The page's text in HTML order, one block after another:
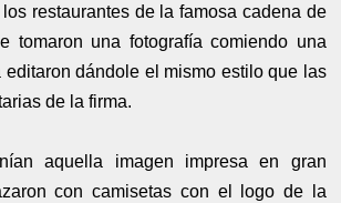
restaurantes de la famosa cadena de
tomaron una fotografía comiendo una
editaron dándole el mismo estilo que las
de la firma.
aquella imagen impresa en gran
con camisetas con el logo de la